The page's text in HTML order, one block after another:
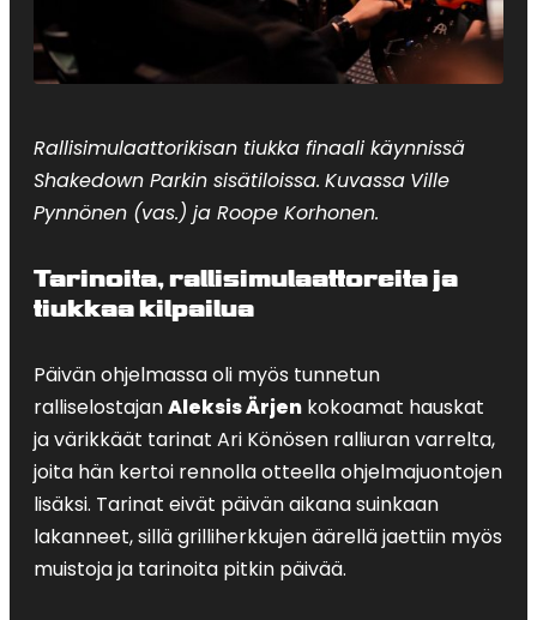
Rallisimulaattorikisan tiukka finaali käynnissä
Shakedown Parkin sisätiloissa. Kuvassa Ville
Pynnönen (vas.) ja Roope Korhonen.
Tarinoita, rallisimulaattoreita ja
tiukkaa kilpailua
Päivän ohjelmassa oli myös tunnetun
ralliselostajanAleksis Ärjen kokoamat hauskat
ja värikkäät tarinat Ari Könösen ralliuran varrelta,
joita hän kertoi rennolla otteella ohjelmajuontojen
lisäksi. Tarinat eivät päivän aikana suinkaan
lakanneet, sillä grilliherkkujen äärellä jaettiin myös
muistoja ja tarinoita pitkin päivää.